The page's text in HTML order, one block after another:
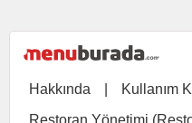
Hakkında Kullanım
Restoran Yönetimi